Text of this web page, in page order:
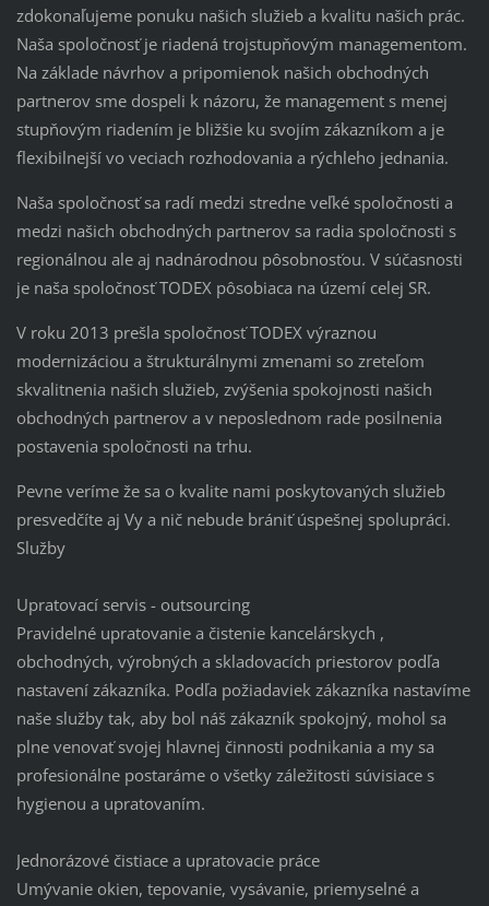
zdokonaľujeme ponuku našich služieb a kvalitu našich prác.
Naša spoločnosť je riadená trojstupňovým managementom.
Na základe návrhov a pripomienok našich obchodných
partnerov sme dospeli k názoru, že management s menej
stupňovým riadením je bližšie ku svojím zákazníkom a je
flexibilnejší vo veciach rozhodovania a rýchleho jednania.
Naša spoločnosť sa radí medzi stredne veľké spoločnosti a
medzi našich obchodných partnerov sa radia spoločnosti s
regionálnou ale aj nadnárodnou pôsobnosťou. V súčasnosti
je naša spoločnosť TODEX pôsobiaca na území celej SR.
V roku 2013 prešla spoločnosť TODEX výraznou
modernizáciou a štrukturálnymi zmenami so zreteľom
skvalitnenia našich služieb, zvýšenia spokojnosti našich
obchodných partnerov a v neposlednom rade posilnenia
postavenia spoločnosti na trhu.
Pevne veríme že sa o kvalite nami poskytovaných služieb
presvedčíte aj Vy a nič nebude brániť úspešnej spolupráci.
Služby
Upratovací servis - outsourcing
Pravidelné upratovanie a čistenie kancelárskych ,
obchodných, výrobných a skladovacích priestorov podľa
nastavení zákazníka. Podľa požiadaviek zákazníka nastavíme
naše služby tak, aby bol náš zákazník spokojný, mohol sa
plne venovať svojej hlavnej činnosti podnikania a my sa
profesionálne postaráme o všetky záležitosti súvisiace s
hygienou a upratovaním.
Jednorázové čistiace a upratovacie práce
Umývanie okien, tepovanie, vysávanie, priemyselné a